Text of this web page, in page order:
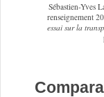
Sébastien-Yves
renseignement
essai sur la